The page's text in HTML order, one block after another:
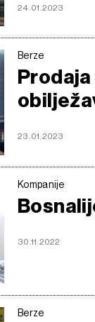
24.01.2023
Berze
23.01.2023
Kompanije
30.11.2022
Berze